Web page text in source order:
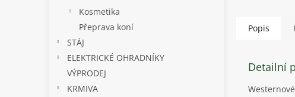
Kosmetika
Přeprava koní
STÁJ
ELEKTRICKÉ OHRADNÍKY
VÝPRODEJ
KRMIVA
Popis
Detailní